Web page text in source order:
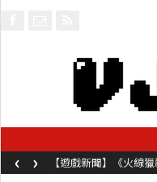
【遊戲新聞】《火線
容同時系舊作限時超
‹ ›